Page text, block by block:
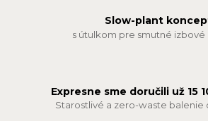
Slow-plant
s útulkom pre smutné izbové
Expresne sme doručili už 15
Starostlivé a zero-waste balenie